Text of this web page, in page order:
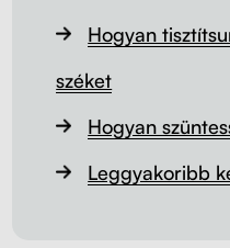
Hogyan
széket
Hogyan
Leggyakoribb